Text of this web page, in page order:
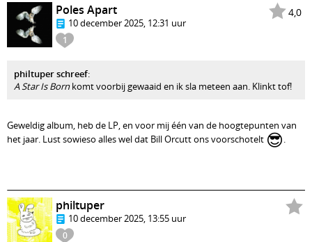
4,0
1
Poles Apart
10 december 2025, 12:31 uur
philtuper schreef:
A Star Is Bornkomt voorbij gewaaid en ik sla meteen aan. Klinkt tof!
Geweldig album, heb de LP, en voor mij één van de hoogtepunten van
het jaar. Lust sowieso alles wel dat Bill Orcutt ons voorschotelt 😎.
0
philtuper
10 december 2025, 13:55 uur